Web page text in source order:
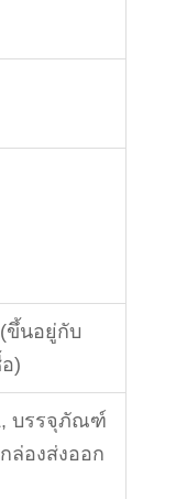
ขึ้นอยู่กับ
)
บรรจุภัณฑ์
ล่องส่งออก